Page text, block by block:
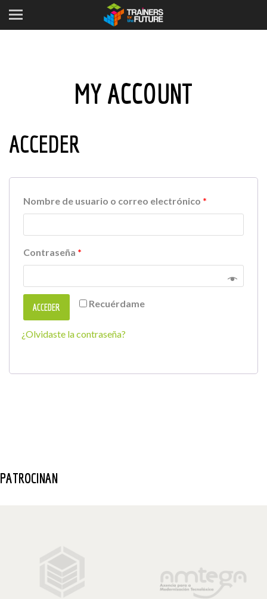
MY ACCOUNT
ACCEDER
Nombre de usuario o correo electrónico *
Contraseña *
Recuérdame
ACCEDER
¿Olvidaste la contraseña?
PATROCINAN